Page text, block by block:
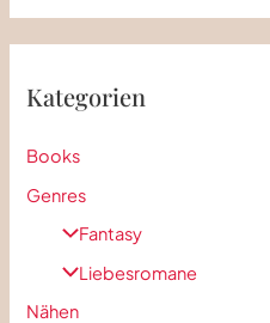
Kategorien
Books
Genres
Fantasy
Liebesromane
Nähen